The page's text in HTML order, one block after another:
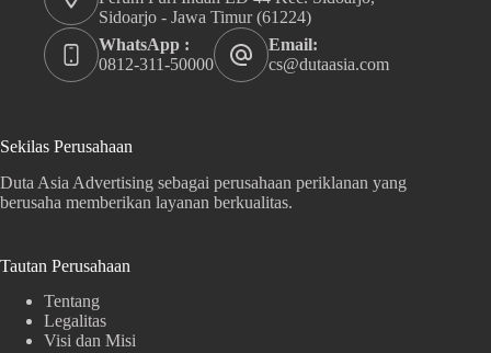
Sidoarjo - Jawa Timur (61224)
WhatsApp :
0812-311-50000
Email:
cs@dutaasia.com
Sekilas Perusahaan
Duta Asia Advertising sebagai perusahaan periklanan yang
berusaha memberikan layanan berkualitas.
Tautan Perusahaan
Tentang
Legalitas
Visi dan Misi